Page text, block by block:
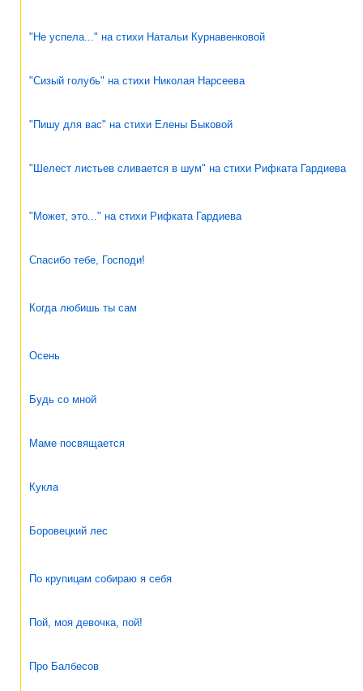
"Не успела..." на стихи Натальи Курнавенковой
"Сизый голубь" на стихи Николая Нарсеева
"Пишу для вас" на стихи Елены Быковой
"Шелест листьев сливается в шум" на стихи Рифката Гардиева
"Может, это..." на стихи Рифката Гардиева
Спасибо тебе, Господи!
Когда любишь ты сам
Осень
Будь со мной
Маме посвящается
Кукла
Боровецкий лес
По крупицам собираю я себя
Пой, моя девочка, пой!
Про Балбесов